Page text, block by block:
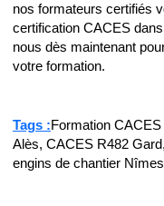
nos formateurs certifiés
certification CACES
nous dès maintenant
votre formation.
Tags :Formation
Alès, CACES R482
engins de chantier